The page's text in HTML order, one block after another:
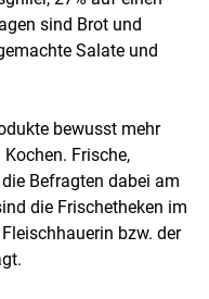
sind Brot und
Salate und
bewusst mehr
Frische,
Befragten dabei am
die Frischetheken im
bzw. der